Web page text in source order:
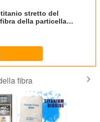
stretto del
della particella
fibra